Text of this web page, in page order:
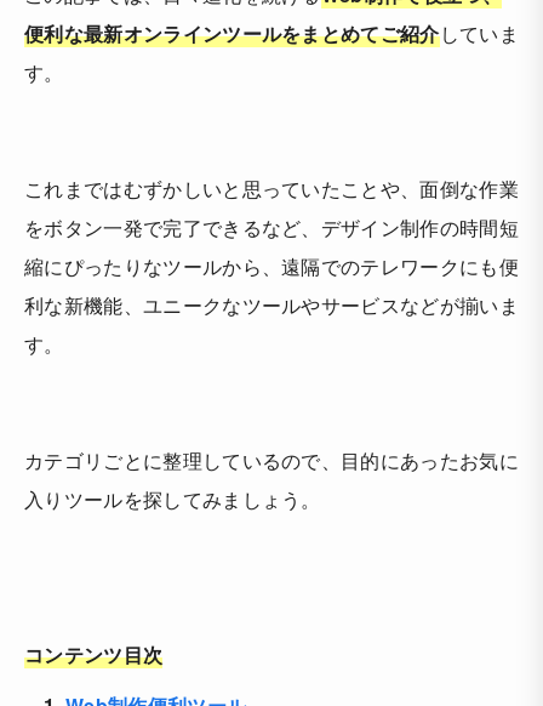
便利な最新オンラインツールをまとめてご紹介していま
す。
これまではむずかしいと思っていたことや、面倒な作業
をボタン一発で完了できるなど、デザイン制作の時間短
縮にぴったりなツールから、遠隔でのテレワークにも便
利な新機能、ユニークなツールやサービスなどが揃いま
す。
カテゴリごとに整理しているので、目的にあったお気に
入りツールを探してみましょう。
コンテンツ目次